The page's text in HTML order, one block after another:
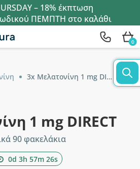
– 18% έκπτωση
ΠΕΜΠΤΗ στο καλάθι
0
3x Μελατονίνη 1 mg DIRECT
1 mg DIRECT
90 φακελάκια
0d 3h 57m 25s